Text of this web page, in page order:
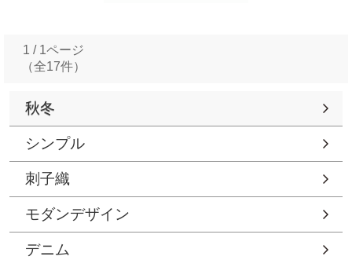
1 / 1ページ
（全17件）
秋冬
シンプル
刺子織
モダンデザイン
デニム